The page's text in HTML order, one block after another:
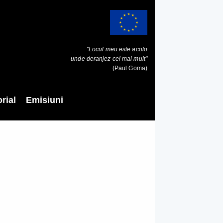
"Locul meu este acolo
unde deranjez cel mai mult"
(Paul Goma)
Emisiuni